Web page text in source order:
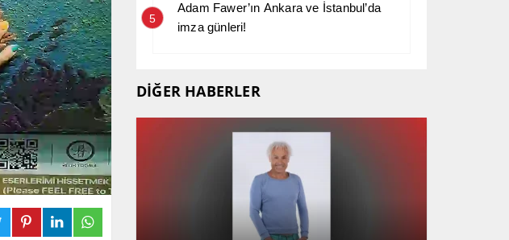
5
Adam Fawer’ın Ankara ve İstanbul’da
imza günleri!
DİĞER HABERLER